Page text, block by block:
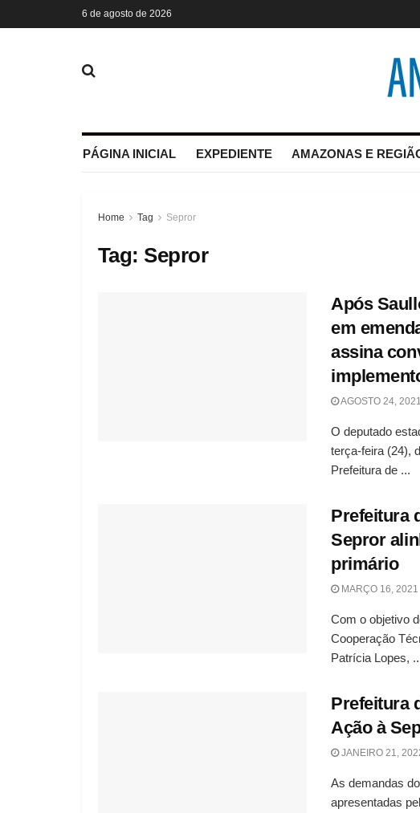
6 de agosto de 2026
PÁGINA INICIAL EXPEDIENTE AMAZONAS E
Home Tag Sepror
Tag: Sepror
Após
em
assina
AGOSTO 24, 2021
O deputado
terça-feira (24),
Prefeitura de ...
Prefeitura
Sepror
primário
MARÇO 16, 2021
Com o objetivo
Cooperação
Patrícia Lopes,
Prefeitura
Ação à
JANEIRO 21,
As demandas
apresentadas